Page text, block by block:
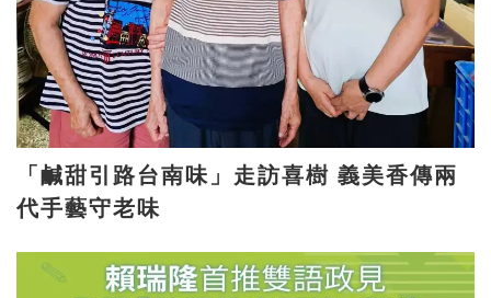
「鹹甜引路台南味」走訪喜樹 義美香傳兩
代手藝守老味